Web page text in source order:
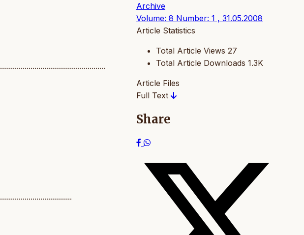
Archive
Volume: 8 Number: 1 , 31.05.2008
Article Statistics
Total Article Views 27
Total Article Downloads 1.3K
Article Files
Full Text
Share